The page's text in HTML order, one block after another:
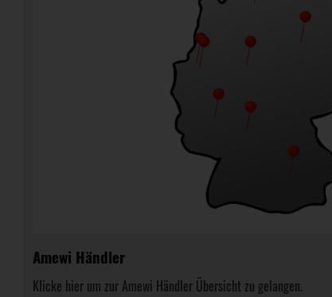
Amewi Händler
Klicke hier um zur Amewi Händler Übersicht zu gelangen.